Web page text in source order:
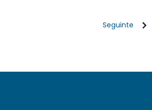
Seguinte